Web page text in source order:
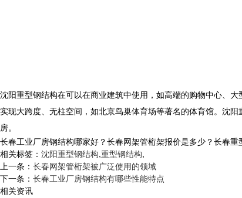
沈阳重型钢结构在可以在商业建筑中使用，如高端的购物中心、
实现大跨度、无柱空间，如北京鸟巢体育场等著名的体育馆。沈
房。
长春工业厂房钢结构哪家好？长春网架管桁架报价是多少？长春
相关标签： 沈阳重型钢结构,重型钢结构,
上一条： 长春网架管桁架被广泛使用的领域
下一条： 长春工业厂房钢结构有哪些性能特点
相关资讯